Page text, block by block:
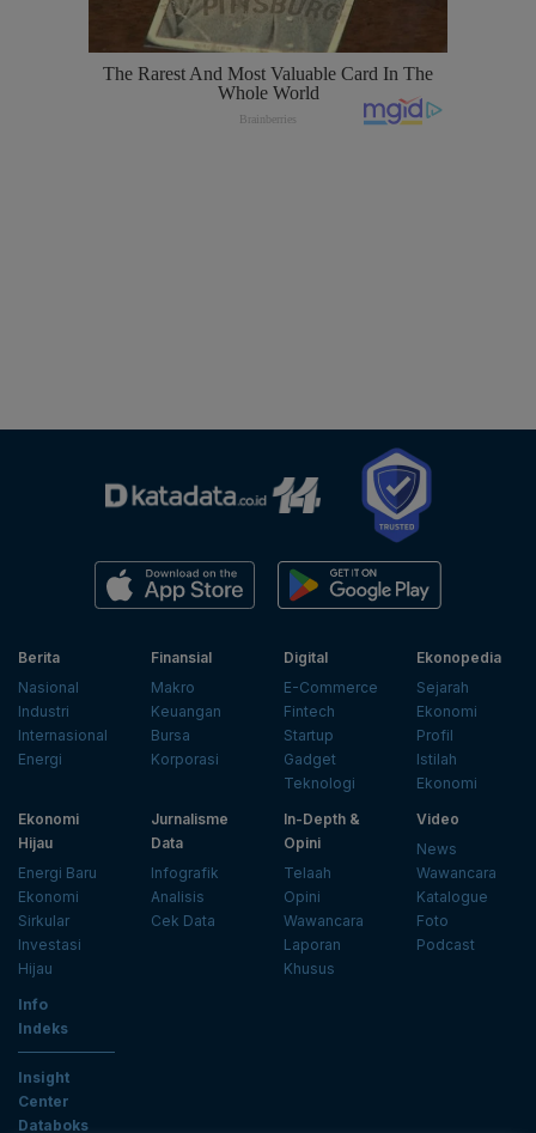
Berita
Nasional
Industri
Internasional
Energi
Finansial
Makro
Keuangan
Bursa
Korporasi
Digital
E-Commerce
Fintech
Startup
Gadget
Teknologi
Ekonopedia
Sejarah
Ekonomi
Profil
Istilah
Ekonomi
Ekonomi
Hijau
Energi Baru
Ekonomi
Sirkular
Investasi
Hijau
Jurnalisme
Data
Infografik
Analisis
Cek Data
In-Depth &
Opini
Telaah
Opini
Wawancara
Laporan
Khusus
Video
News
Wawancara
Katalogue
Foto
Podcast
Info
Indeks
Insight
Center
Databoks